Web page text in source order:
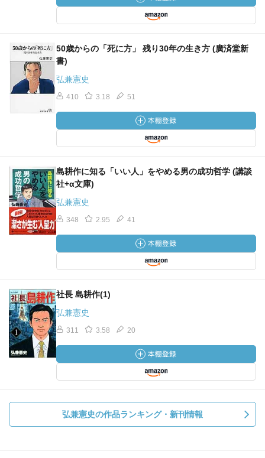
50歳からの「死に方」 残り30年の生き方 (廣済堂新
書)
弘兼憲史
410 3.18 51
島耕作に知る「いい人」をやめる男の成功哲学 (講談
社+α文庫)
弘兼憲史
348 2.95 41
社長 島耕作(1)
弘兼憲史
311 3.58 20
弘兼憲史の作品ランキング・新刊情報